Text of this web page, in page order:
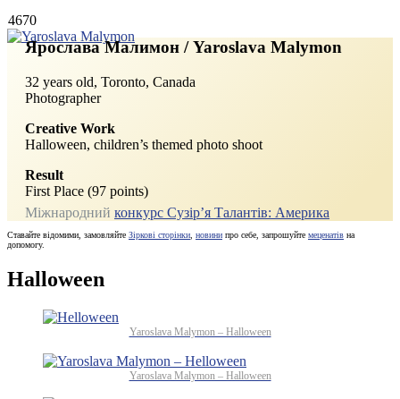
4670
Ярослава Малимон / Yaroslava Malymon
32 years old, Toronto, Canada
Photographer
Creative Work
Halloween, children’s themed photo shoot
Result
First Place (97 points)
Міжнародний конкурс Сузір’я Талантів: Америка
Ставайте відомими, замовляйте Зіркові сторінки новини про себе, запрошуйте меценатів на
допомогу.
Halloween
Yaroslava Malymon – Halloween
Yaroslava Malymon – Halloween